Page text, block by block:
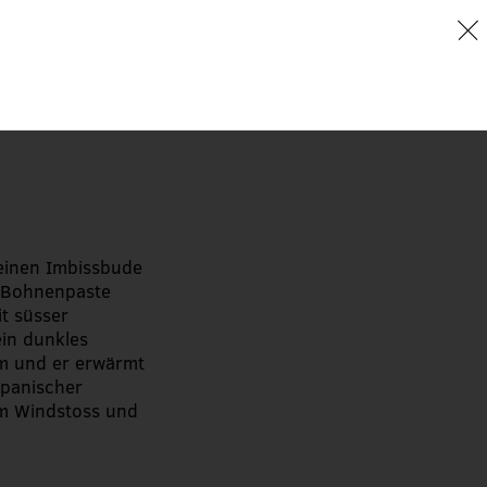
Imbissbude
süsser
dunkles
und er erwärmt
Windstoss und